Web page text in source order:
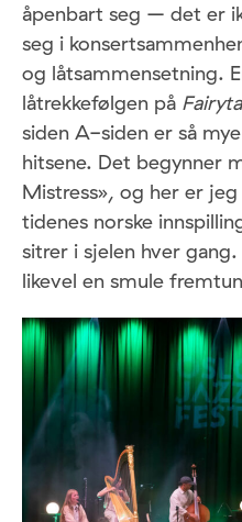
åpenbart seg – det er
seg i
og låtsammensetning.
låtrekkefølgen på
siden A-siden er så
hitsene. Det begynner
Mistress», og her er
tidenes norske
sitrer i sjelen hver
likevel en smule